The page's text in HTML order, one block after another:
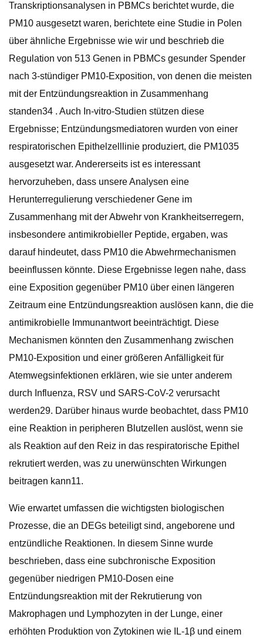
Transkriptionsanalysen in PBMCs berichtet wurde, die
PM10 ausgesetzt waren, berichtete eine Studie in Polen
über ähnliche Ergebnisse wie wir und beschrieb die
Regulation von 513 Genen in PBMCs gesunder Spender
nach 3-stündiger PM10-Exposition, von denen die meisten
mit der Entzündungsreaktion in Zusammenhang
standen34 . Auch In-vitro-Studien stützen diese
Ergebnisse; Entzündungsmediatoren wurden von einer
respiratorischen Epithelzelllinie produziert, die PM1035
ausgesetzt war. Andererseits ist es interessant
hervorzuheben, dass unsere Analysen eine
Herunterregulierung verschiedener Gene im
Zusammenhang mit der Abwehr von Krankheitserregern,
insbesondere antimikrobieller Peptide, ergaben, was
darauf hindeutet, dass PM10 die Abwehrmechanismen
beeinflussen könnte. Diese Ergebnisse legen nahe, dass
eine Exposition gegenüber PM10 über einen längeren
Zeitraum eine Entzündungsreaktion auslösen kann, die die
antimikrobielle Immunantwort beeinträchtigt. Diese
Mechanismen könnten den Zusammenhang zwischen
PM10-Exposition und einer größeren Anfälligkeit für
Atemwegsinfektionen erklären, wie sie unter anderem
durch Influenza, RSV und SARS-CoV-2 verursacht
werden29. Darüber hinaus wurde beobachtet, dass PM10
eine Reaktion in peripheren Blutzellen auslöst, wenn sie
als Reaktion auf den Reiz in das respiratorische Epithel
rekrutiert werden, was zu unerwünschten Wirkungen
beitragen kann11.
Wie erwartet umfassen die wichtigsten biologischen
Prozesse, die an DEGs beteiligt sind, angeborene und
entzündliche Reaktionen. In diesem Sinne wurde
beschrieben, dass eine subchronische Exposition
gegenüber niedrigen PM10-Dosen eine
Entzündungsreaktion mit der Rekrutierung von
Makrophagen und Lymphozyten in der Lunge, einer
erhöhten Produktion von Zytokinen wie IL-1β und einem